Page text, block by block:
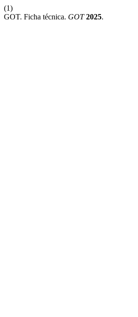
(1)
GOT. Ficha técnica. GOT 2025.